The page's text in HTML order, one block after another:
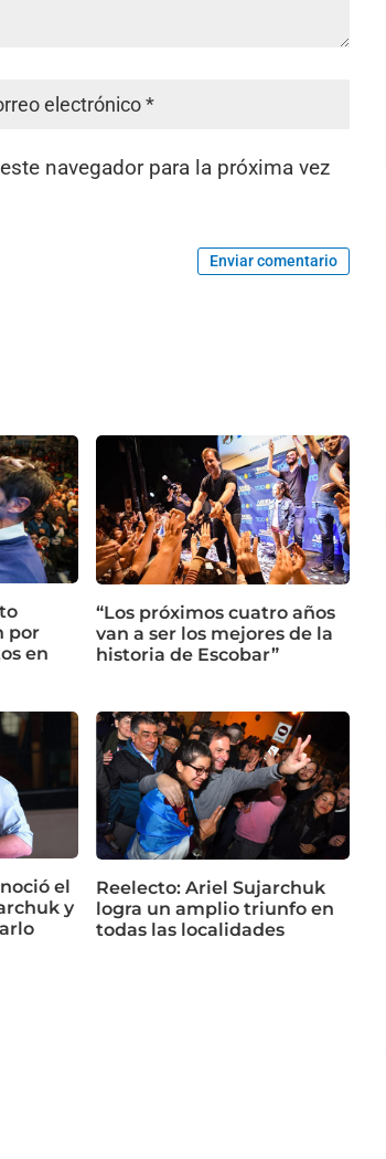
navegador para la próxima vez
Enviar comentario
por
en
“Los próximos cuatro años
van a ser los mejores de la
historia de Escobar”
el
y
Reelecto: Ariel Sujarchuk
logra un amplio triunfo en
todas las localidades